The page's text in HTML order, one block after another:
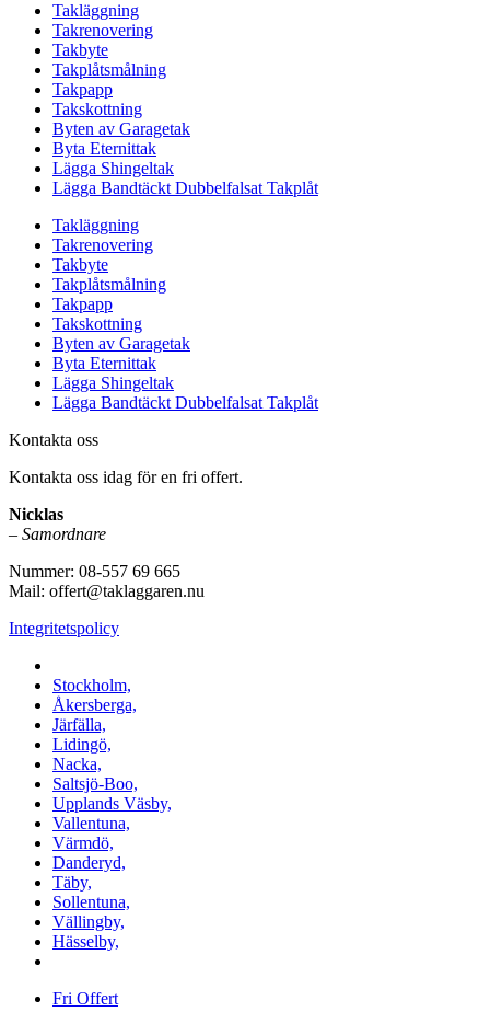
Takläggning
Takrenovering
Takbyte
Takplåtsmålning
Takpapp
Takskottning
Byten av Garagetak
Byta Eternittak
Lägga Shingeltak
Lägga Bandtäckt Dubbelfalsat Takplåt
Takläggning
Takrenovering
Takbyte
Takplåtsmålning
Takpapp
Takskottning
Byten av Garagetak
Byta Eternittak
Lägga Shingeltak
Lägga Bandtäckt Dubbelfalsat Takplåt
Kontakta oss
Kontakta oss idag för en fri offert.
Nicklas
– Samordnare
Nummer: 08-557 69 665
Mail: offert@taklaggaren.nu
Integritetspolicy
Stockholm,
Åkersberga,
Järfälla,
Lidingö,
Nacka,
Saltsjö-Boo,
Upplands Väsby,
Vallentuna,
Värmdö,
Danderyd,
Täby,
Sollentuna,
Vällingby,
Hässelby,
Fri Offert